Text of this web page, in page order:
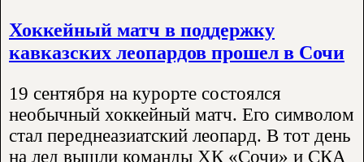
Хоккейный матч в поддержку
кавказских леопардов прошел в Сочи
19 сентября на курорте состоялся
необычный хоккейный матч. Его символом
стал переднеазиатский леопард. В тот день
на лед вышли команды ХК «Сочи» и СКА